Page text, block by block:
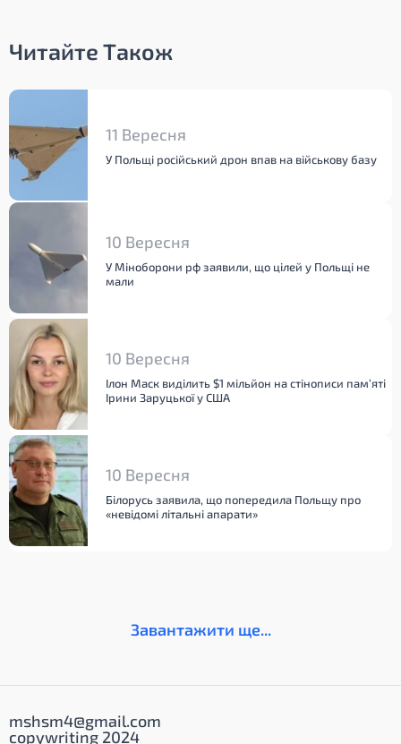
Читайте Також
11 Вересня
У Польщі російський дрон впав на військову базу
10 Вересня
У Міноборони рф заявили, що цілей у Польщі не
мали
10 Вересня
Ілон Маск виділить $1 мільйон на стінописи пам’яті
Ірини Заруцької у США
10 Вересня
Білорусь заявила, що попередила Польщу про
«невідомі літальні апарати»
Завантажити ще...
mshsm4@gmail.com
copywriting 2024